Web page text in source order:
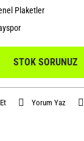
Plaketler
STOK SORUNUZ
Yorum Yaz